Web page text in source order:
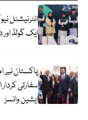
ایک گولڈ
پاکستان نے
سفارتی
ایشین وائسز